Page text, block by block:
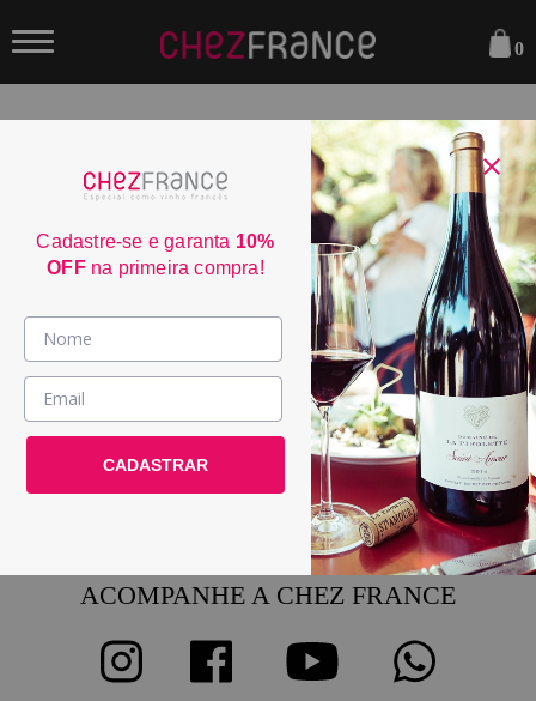
Vinhos >
País / Região >
Le Club >
0
Sua busca não encontrou nenhum resultado.
Parcele em até 6x sem juros
consulte condiçoes
Frete Grátis acima de R$350
consulte condiçoes
3% de desconto no boleto
consulte condiçoes
Entrega em até 4 dias úteis
ACOMPANHE A CHEZ FRANCE
Cadastre-se e garanta 10%
OFFna primeira compra!
CADASTRAR